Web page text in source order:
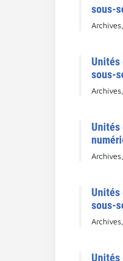
sous-
Unités
sous-
Unités
Unités
sous-
Unités